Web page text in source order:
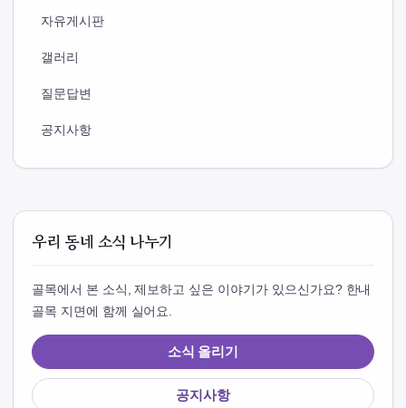
자유게시판
갤러리
질문답변
공지사항
우리 동네 소식 나누기
골목에서 본 소식, 제보하고 싶은 이야기가 있으신가요? 한내
골목 지면에 함께 실어요.
소식 올리기
공지사항